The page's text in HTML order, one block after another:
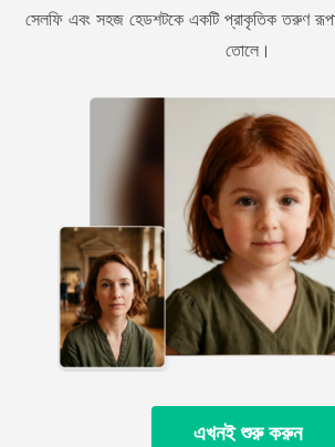
সেলফি এবং সহজ হেডশটকে একটি প্রাকৃতিক তরুণ
তোলে।
এখনই শুরু করুন